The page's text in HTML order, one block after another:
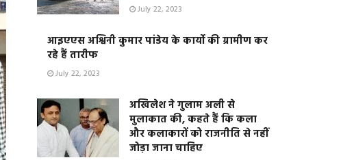
July 22, 2023
आइएएस अश्विनी कुमार पांडेय के कार्यो की ग्रामीण कर
रहे हैं तारीफ
July 22, 2023
अखिलेश ने गुलाम अली से
मुलाकात की, कहते हैं कि कला
और कलाकारों को राजनीति से नहीं
जोड़ा जाना चाहिए